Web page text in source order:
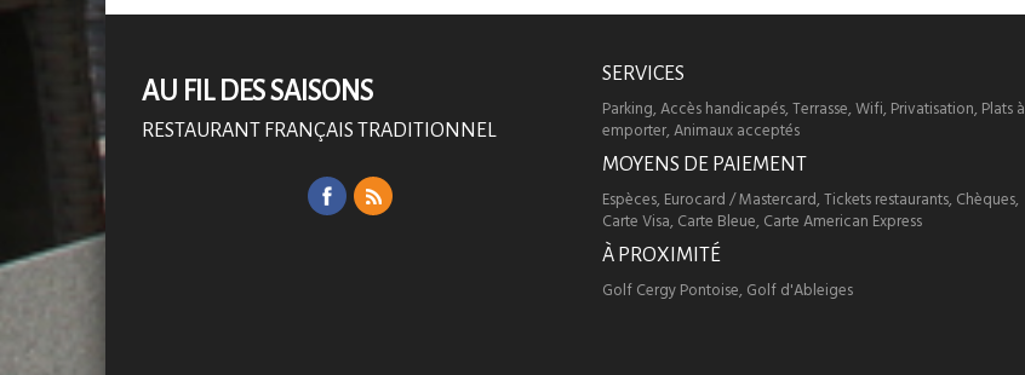
AU FIL DES SAISONS
RESTAURANT FRANÇAIS TRADITIONNEL
SERVICES
Parking, Accès handicapés, Terrasse, Wifi, Privatisation, Plats à
emporter, Animaux acceptés
MOYENS DE PAIEMENT
Espèces, Eurocard / Mastercard, Tickets restaurants, Chèques,
Carte Visa, Carte Bleue, Carte American Express
À PROXIMITÉ
Golf Cergy Pontoise, Golf d'Ableiges